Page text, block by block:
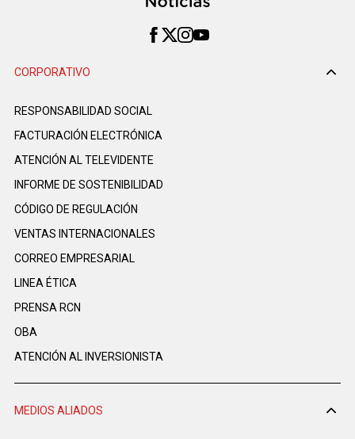
CORPORATIVO
RESPONSABILIDAD SOCIAL
FACTURACIÓN ELECTRÓNICA
ATENCIÓN AL TELEVIDENTE
INFORME DE SOSTENIBILIDAD
CÓDIGO DE REGULACIÓN
VENTAS INTERNACIONALES
CORREO EMPRESARIAL
LINEA ÉTICA
PRENSA RCN
OBA
ATENCIÓN AL INVERSIONISTA
MEDIOS ALIADOS